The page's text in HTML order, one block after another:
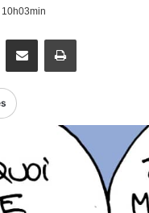
Partager par email Imprimer